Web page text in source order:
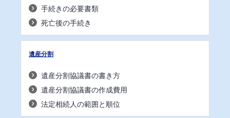
手続きの必要書類
死亡後の手続き
遺産分割
遺産分割協議書の書き方
遺産分割協議書の作成費用
法定相続人の範囲と順位